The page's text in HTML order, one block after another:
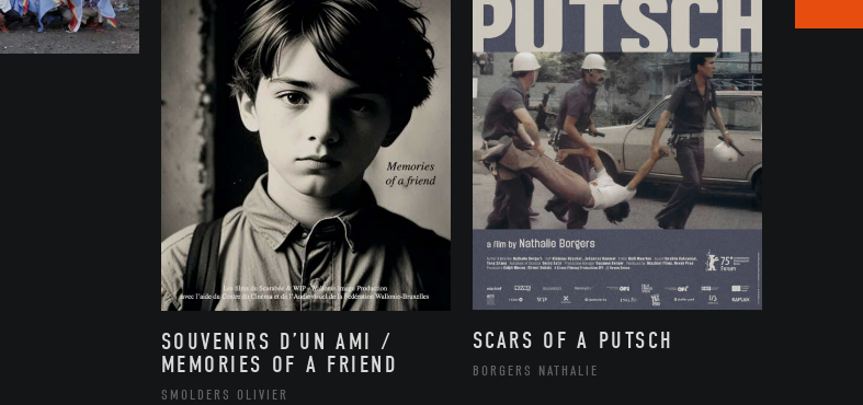
SOUVENIRS D’UN AMI /
MEMORIES OF A FRIEND
SMOLDERS OLIVIER
SCARS OF A PUTSCH
BORGERS NATHALIE